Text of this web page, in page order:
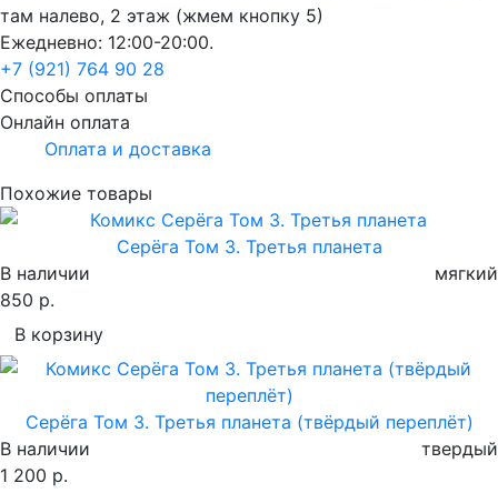
там налево, 2 этаж (жмем кнопку 5)
Ежедневно: 12:00-20:00.
+7 (921) 764 90 28
Способы оплаты
Онлайн оплата
Оплата и доставка
Похожие товары
Серёга Том 3. Третья планета
В наличии
мягкий
850 р.
В корзину
Серёга Том 3. Третья планета (твёрдый переплёт)
В наличии
твердый
1 200 р.